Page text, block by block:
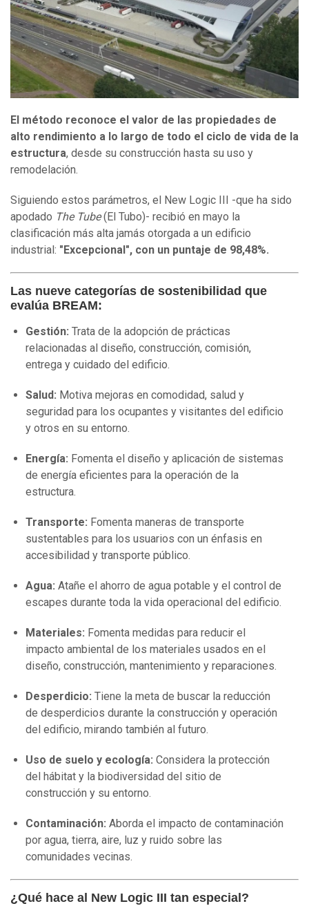
El método reconoce el valor de las propiedades de
alto rendimiento a lo largo de todo el ciclo de vida de la
estructura, desde su construcción hasta su uso y
remodelación.
Siguiendo estos parámetros, el New Logic III -que ha sido
apodado The Tube(El Tubo)- recibió en mayo la
clasificación más alta jamás otorgada a un edificio
industrial: "Excepcional", con un puntaje de 98,48%.
Las nueve categorías de sostenibilidad que
evalúa BREAM:
Gestión: Trata de la adopción de prácticas
relacionadas al diseño, construcción, comisión,
entrega y cuidado del edificio.
Salud: Motiva mejoras en comodidad, salud y
seguridad para los ocupantes y visitantes del edificio
y otros en su entorno.
Energía: Fomenta el diseño y aplicación de sistemas
de energía eficientes para la operación de la
estructura.
Transporte: Fomenta maneras de transporte
sustentables para los usuarios con un énfasis en
accesibilidad y transporte público.
Agua: Atañe el ahorro de agua potable y el control de
escapes durante toda la vida operacional del edificio.
Materiales: Fomenta medidas para reducir el
impacto ambiental de los materiales usados en el
diseño, construcción, mantenimiento y reparaciones.
Desperdicio: Tiene la meta de buscar la reducción
de desperdicios durante la construcción y operación
del edificio, mirando también al futuro.
Uso de suelo y ecología: Considera la protección
del hábitat y la biodiversidad del sitio de
construcción y su entorno.
Contaminación: Aborda el impacto de contaminación
por agua, tierra, aire, luz y ruido sobre las
comunidades vecinas.
¿Qué hace al New Logic III tan especial?